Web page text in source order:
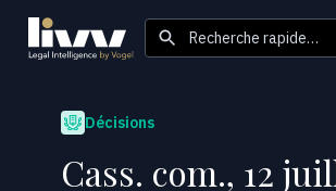
Recherche rapide…
Décisions
Cass. com., 12